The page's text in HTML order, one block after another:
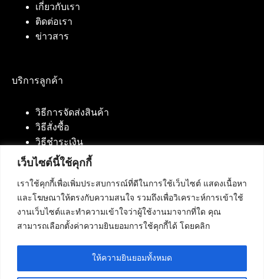
เว็บไซต์นี้ใช้คุกกี้
เราใช้คุกกี้เพื่อเพิ่มประสบการณ์ที่ดีในการใช้เว็บไซต์ แสดงเนื้อหา
และโฆษณาให้ตรงกับความสนใจ รวมถึงเพื่อวิเคราะห์การเข้าใช้
งานเว็บไซต์และทำความเข้าใจว่าผู้ใช้งานมาจากที่ใด คุณ
สามารถเลือกตั้งค่าความยินยอมการใช้คุกกี้ได้ โดยคลิก
ให้ความยินยอมทั้งหมด
เกี่ยวกับเรา
ติดต่อเรา
ข่าวสาร
บริการลูกค้า
วิธีการจัดส่งสินค้า
วิธีสั่งซื้อ
วิธีชำระเงิน
ติดต่อเรา
บริษัท เน็ทฟิวชั่น คอมมิวนิเคชั่น จำกัด 420/94 ถนน
นัมเบอร์วัน-ราม 2 แขวงดอกไม้, เขตประเวศ
กรุงเทพมหานคร 10250
โทรศัพท์ :084-553-4055,086-309-5259,